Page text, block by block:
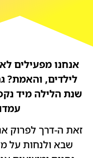
אנחנו מפעילים
לילדים, והאמת?
שנת הלילה מיד
זאת ה-דרך לפרוק
שבא ולנחות על